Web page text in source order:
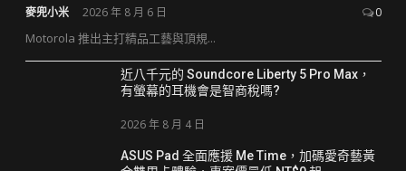
麥兜小米 2026 年 8 月 6 日 0
Motorola 推出主打精品工藝與頂規...
近八千元的 Soundcore Liberty 5 Pro Max，
有螢幕的耳機會是智商稅嗎?
2026 年 8 月 4 日
ASUS Pad 全面應援 Me Time，加碼愛奇藝黃